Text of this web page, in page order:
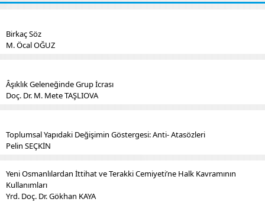
Birkaç Söz
M. Öcal OĞUZ
Âşıklık Geleneğinde Grup İcrası
Doç. Dr. M. Mete TAŞLIOVA
Toplumsal Yapıdaki Değişimin Göstergesi: Anti- Atasözleri
Pelin SEÇKİN
Yeni Osmanlılardan İttihat ve Terakki Cemiyeti’ne Halk Kavramının
Kullanımları
Yrd. Doç. Dr. Gökhan KAYA